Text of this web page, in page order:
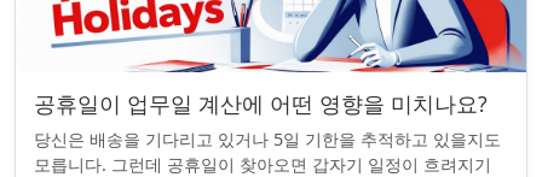
공휴일이 업무일 계산에 어떤 영향을 미치나요?
당신은 배송을 기다리고 있거나 5일 기한을 추적하고 있을지도
모릅니다. 그런데 공휴일이 찾아오면 갑자기 일정이 흐려지기